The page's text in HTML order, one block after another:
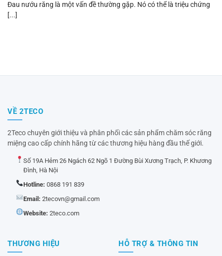
Đau nướu răng là một vấn đề thường gặp. Nó có thể là triệu chứng
[...]
VỀ 2TECO
2Teco chuyên giới thiệu và phân phối các sản phẩm chăm sóc răng
miệng cao cấp chính hãng từ các thương hiệu hàng đầu thế giới.
Số 19A Hẻm 26 Ngách 62 Ngõ 1 Đường Bùi Xương Trạch, P. Khương
Đình, Hà Nội
Hotline: 0868 191 839
Email: 2tecovn@gmail.com
Website: 2teco.com
THƯƠNG HIỆU HỖ TRỢ & THÔNG TIN